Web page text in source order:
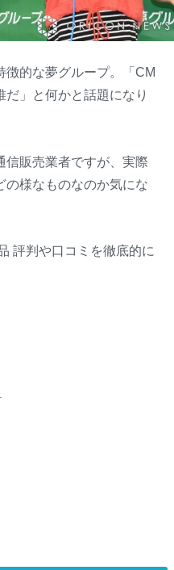
的な夢グループ。「CM
」と何かと話題になり
信販売業者ですが、実際
の様なものなのか気にな
評判や口コミを徹底的に